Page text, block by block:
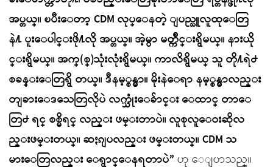
အပ္တယ္။ ၿပီးေတာ့ CDM လုပ္ေနတဲ့ ျပည္သူလူထုေတြ
နဲ႔ ပူးေပါင္းဖို႔လို အပ္တယ္။ အဲ့မွာ မတ္က်ိဳင္းရွိမယ္။ နားယို
င္းရွိမယ္။ အက္(စ္)သုံးလုံးရွိမယ္။ ကာလိရွိမယ္ သူ တို႔ရဲ႕
စခန္းေတြရွိ တယ္။ ဒီနမ့္စန္မွာ။ မိုးနဲေရာ နမ့္စန္မွာလည္း
တျခားေဒသေတြလိုပဲ လက္သုံးေခ်ာင္း ေထာင္ တာေ
တြ႕ ရင္ စစ္မိရင္ လည္း ဖမ္းတာပဲ။ လူစုလူေဝးဆိုလ
ည္းဖမ္းတယ္။ ဆႏၵျပလည္း ဖမ္းတယ္။ CDM သ
မားေတြလည္း ေရွာင္ေနရတာပဲ” ဟု ေျပာသည္။